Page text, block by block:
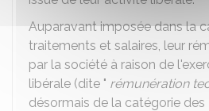
Auparavant imposée dans la
traitements et salaires, leur
par la société à raison de
libérale (dite " rémunération
désormais de la catégorie des